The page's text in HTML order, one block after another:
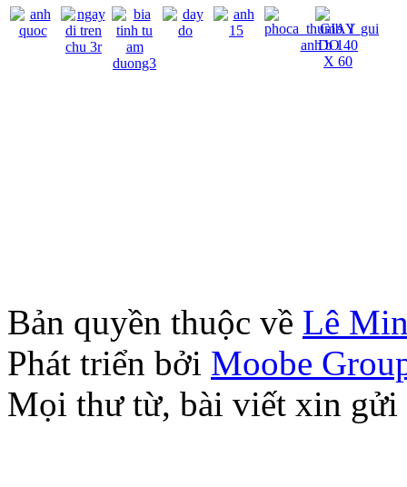
Bản quyền thuộc về Lê
Phát triển bởi Moobe
Mọi thư từ, bài viết xin gửi